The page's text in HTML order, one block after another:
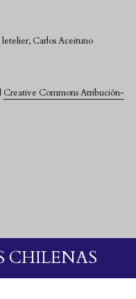
Carlos Aceituno
Creative Commons Atribución-
CHILENAS